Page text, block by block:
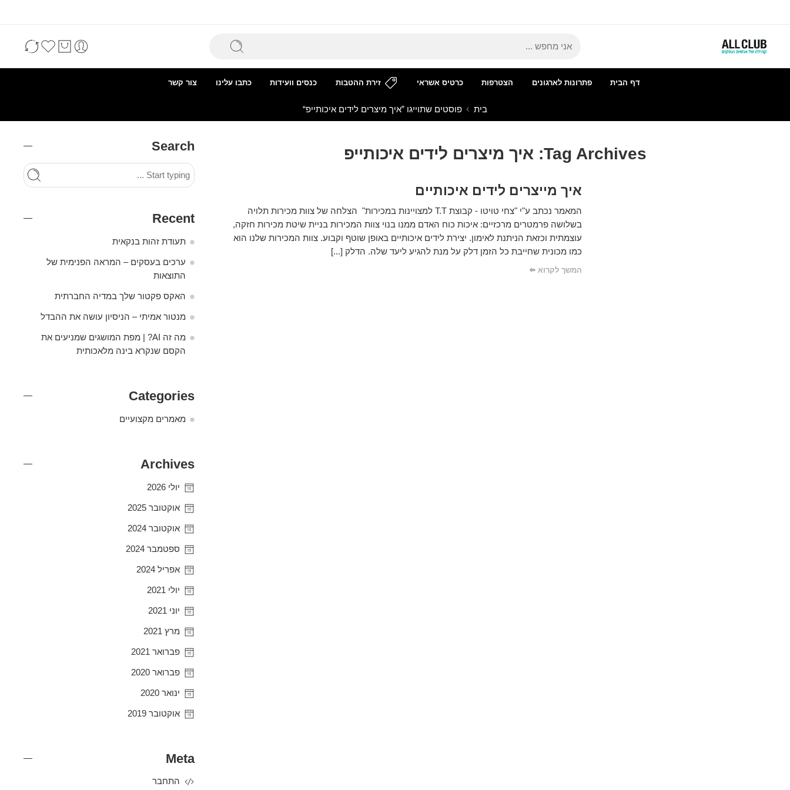
דף הבית פתרונות לארגונים הצטרפות כרטיס אשראי זירת ההטבות כנסים וועידות כתבו עלינו צור קשר
בית פוסטים שתוייגו ”איך מיצרים לידים איכותייפ“
Tag Archives: איך מיצרים לידים איכותייפ
איך מייצרים לידים איכותיים
המאמר נכתב ע"י "צחי טויטו - קבוצת T.T למצויינות במכירות" הצלחה של צוות מכירות תלויה
בשלושה פרמטרים מרכזיים: איכות כוח האדם ממנו בנוי צוות המכירות בניית שיטת מכירות חזקה,
עוצמתית וכזאת הניתנת לאימון. יצירת לידים איכותיים באופן שוטף וקבוע. צוות המכירות שלנו הוא
כמו מכונית שחייבת כל הזמן דלק על מנת להגיע ליעד שלה. הדלק [...]
המשך לקרוא 🠬
Search
Recent
תעודת זהות בנקאית
ערכים בעסקים – המראה הפנימית של
התוצאות
האקס פקטור שלך במדיה החברתית
מנטור אמיתי – הניסיון עושה את ההבדל
מה זה AI? | מפת המושגים שמניעים את
הקסם שנקרא בינה מלאכותית
Categories
מאמרים מקצועיים
Archives
יולי 2026
אוקטובר 2025
אוקטובר 2024
ספטמבר 2024
אפריל 2024
יולי 2021
יוני 2021
מרץ 2021
פברואר 2021
פברואר 2020
ינואר 2020
אוקטובר 2019
Meta
התחבר